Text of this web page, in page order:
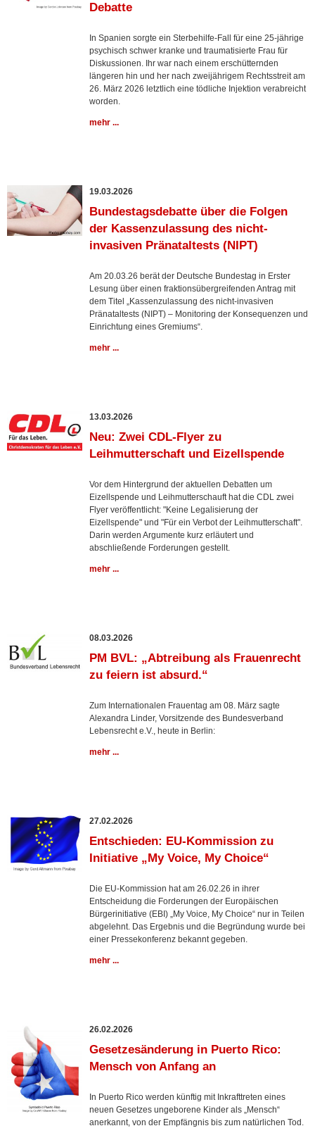
Debatte
In Spanien sorgte ein Sterbehilfe-Fall für eine 25-jährige
psychisch schwer kranke und traumatisierte Frau für
Diskussionen. Ihr war nach einem erschütternden
längeren hin und her nach zweijährigem Rechtsstreit am
26. März 2026 letztlich eine tödliche Injektion verabreicht
worden.
mehr ...
19.03.2026
Bundestagsdebatte über die Folgen
der Kassenzulassung des nicht-
invasiven Pränataltests (NIPT)
Am 20.03.26 berät der Deutsche Bundestag in Erster
Lesung über einen fraktionsübergreifenden Antrag mit
dem Titel „Kassenzulassung des nicht-invasiven
Pränataltests (NIPT) – Monitoring der Konsequenzen und
Einrichtung eines Gremiums“.
mehr ...
13.03.2026
Neu: Zwei CDL-Flyer zu
Leihmutterschaft und Eizellspende
Vor dem Hintergrund der aktuellen Debatten um
Eizellspende und Leihmutterschauft hat die CDL zwei
Flyer veröffentlicht: "Keine Legalisierung der
Eizellspende" und "Für ein Verbot der Leihmutterschaft".
Darin werden Argumente kurz erläutert und
abschließende Forderungen gestellt.
mehr ...
08.03.2026
PM BVL: „Abtreibung als Frauenrecht
zu feiern ist absurd.“
Zum Internationalen Frauentag am 08. März sagte
Alexandra Linder, Vorsitzende des Bundesverband
Lebensrecht e.V., heute in Berlin:
mehr ...
27.02.2026
Entschieden: EU-Kommission zu
Initiative „My Voice, My Choice“
Die EU-Kommission hat am 26.02.26 in ihrer
Entscheidung die Forderungen der Europäischen
Bürgerinitiative (EBI) „My Voice, My Choice“ nur in Teilen
abgelehnt. Das Ergebnis und die Begründung wurde bei
einer Pressekonferenz bekannt gegeben.
mehr ...
26.02.2026
Gesetzesänderung in Puerto Rico:
Mensch von Anfang an
In Puerto Rico werden künftig mit Inkrafttreten eines
neuen Gesetzes ungeborene Kinder als „Mensch“
anerkannt, von der Empfängnis bis zum natürlichen Tod.